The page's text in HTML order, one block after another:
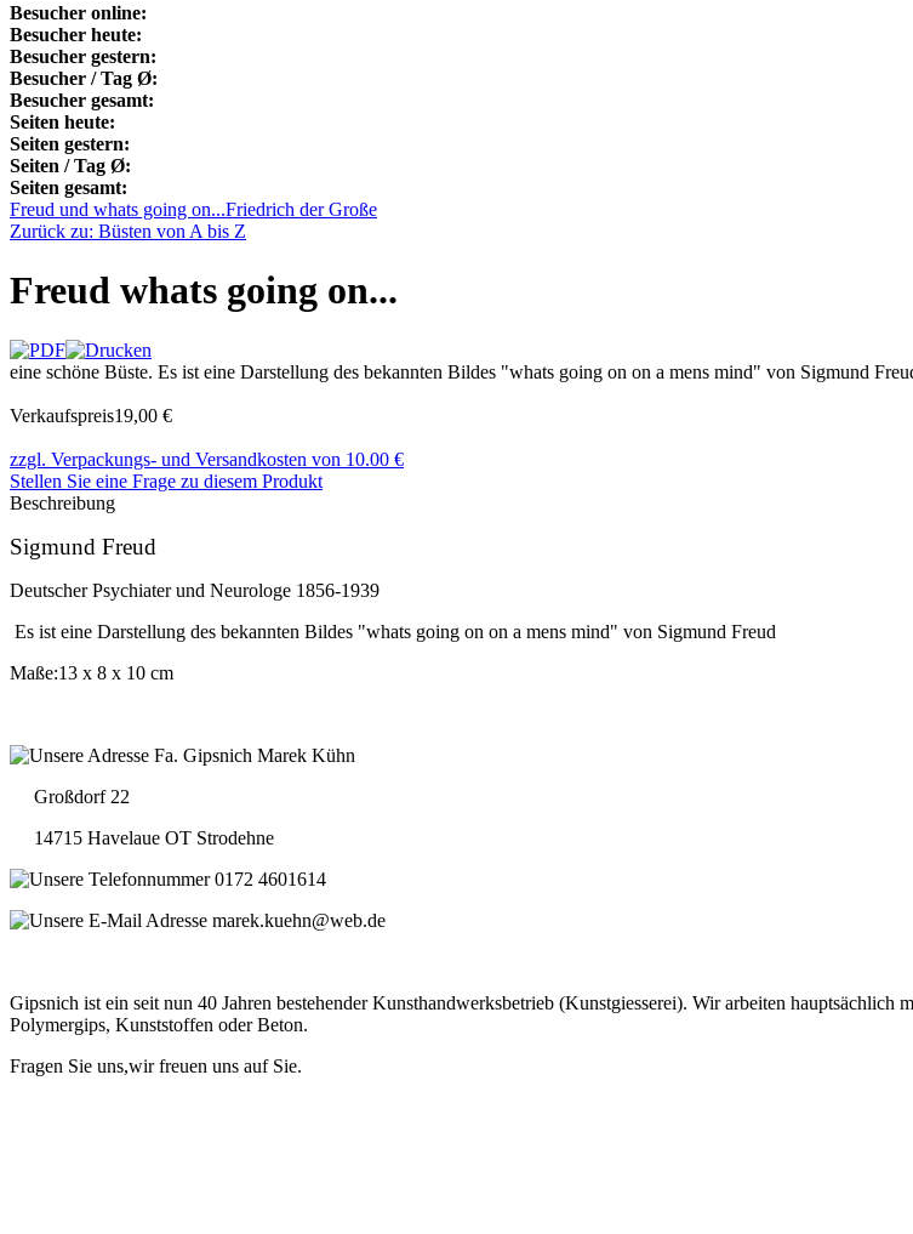
Besucher online:
Besucher heute:
Besucher gestern:
Besucher / Tag Ø:
Besucher gesamt:
Seiten heute:
Seiten gestern:
Seiten / Tag Ø:
Seiten gesamt:
Freud und whats going on...Friedrich der Große
Zurück zu: Büsten von A bis Z
Freud whats going on...
eine schöne Büste. Es ist eine Darstellung des bekannten Bildes "whats going on on a mens mind" von Sigmund
Verkaufspreis19,00 €
zzgl. Verpackungs- und Versandkosten von 10.00 €
Stellen Sie eine Frage zu diesem Produkt
Beschreibung
Sigmund Freud
Deutscher Psychiater und Neurologe 1856-1939
Es ist eine Darstellung des bekannten Bildes "whats going on on a mens mind" von Sigmund Freud
Maße:13 x 8 x 10 cm
Fa. Gipsnich Marek Kühn
Großdorf 22
14715 Havelaue OT Strodehne
0172 4601614
marek.kuehn@web.de
Gipsnich ist ein seit nun 40 Jahren bestehender Kunsthandwerksbetrieb (Kunstgiesserei). Wir arbeiten
Polymergips, Kunststoffen oder Beton.
Fragen Sie uns,wir freuen uns auf Sie.